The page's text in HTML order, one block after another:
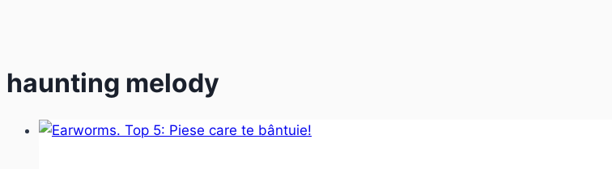
haunting melody